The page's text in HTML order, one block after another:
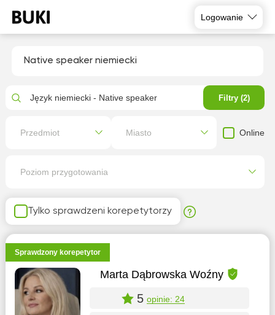
Logowanie
Native speaker niemiecki
Tylko sprawdzeni korepetytorzy
Sprawdzony korepetytor
Marta Dąbrowska Woźny
5 opinie: 24
Język niemiecki - Native speaker Filtry (2)
Przedmiot Miasto Online
Poziom przygotowania